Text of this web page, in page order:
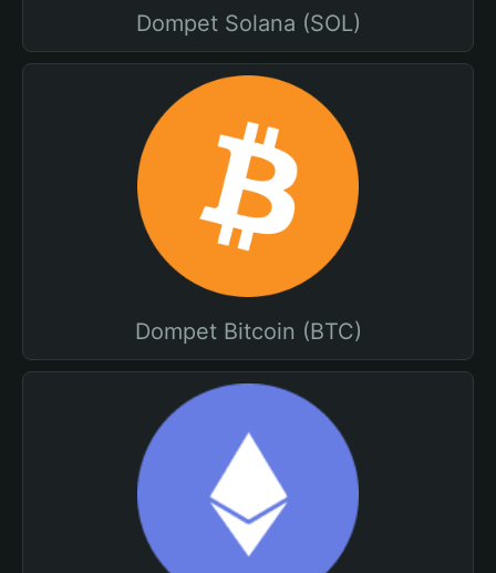
Dompet Solana (SOL)
Dompet Bitcoin (BTC)